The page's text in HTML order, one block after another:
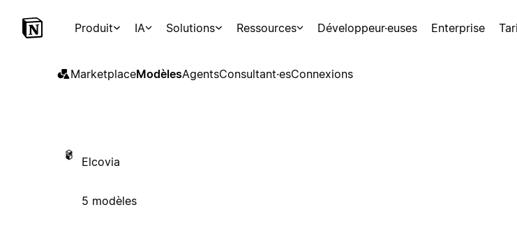
Produit IA Solutions Ressources Développeur·euses Enterprise
MarketplaceModèlesAgentsConsultant·esConnexions
Elcovia
5 modèles